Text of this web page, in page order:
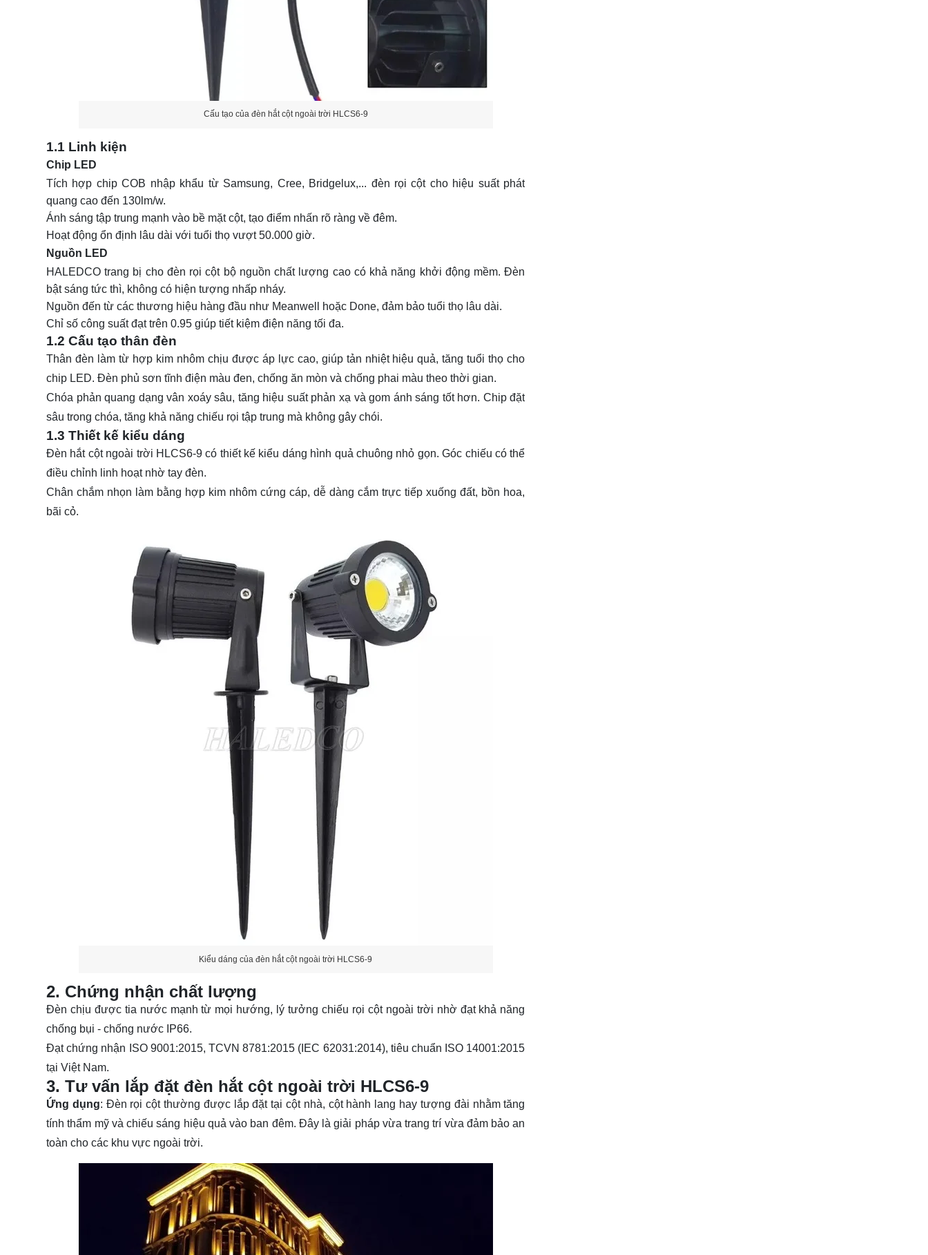
Cấu tạo của đèn hắt cột ngoài trời HLCS6-9
1.1 Linh kiện
Chip LED
Tích hợp chip COB nhập khẩu từ Samsung, Cree, Bridgelux,... đèn rọi cột cho hiệu suất phát
quang cao đến 130lm/w.
Ánh sáng tập trung mạnh vào bề mặt cột, tạo điểm nhấn rõ ràng về đêm.
Hoạt động ổn định lâu dài với tuổi thọ vượt 50.000 giờ.
Nguồn LED
HALEDCO trang bị cho đèn rọi cột bộ nguồn chất lượng cao có khả năng khởi động mềm. Đèn
bật sáng tức thì, không có hiện tượng nhấp nháy.
Nguồn đến từ các thương hiệu hàng đầu như Meanwell hoặc Done, đảm bảo tuổi thọ lâu dài.
Chỉ số công suất đạt trên 0.95 giúp tiết kiệm điện năng tối đa.
1.2 Cấu tạo thân đèn
Thân đèn làm từ hợp kim nhôm chịu được áp lực cao, giúp tản nhiệt hiệu quả, tăng tuổi thọ cho
chip LED. Đèn phủ sơn tĩnh điện màu đen, chống ăn mòn và chống phai màu theo thời gian.
Chóa phản quang dạng vân xoáy sâu, tăng hiệu suất phản xạ và gom ánh sáng tốt hơn. Chip đặt
sâu trong chóa, tăng khả năng chiếu rọi tập trung mà không gây chói.
1.3 Thiết kế kiểu dáng
Đèn hắt cột ngoài trời HLCS6-9 có thiết kế kiểu dáng hình quả chuông nhỏ gọn. Góc chiếu có thể
điều chỉnh linh hoạt nhờ tay đèn.
Chân chắm nhọn làm bằng hợp kim nhôm cứng cáp, dễ dàng cắm trực tiếp xuống đất, bồn hoa,
bãi cỏ.
Kiểu dáng của đèn hắt cột ngoài trời HLCS6-9
2. Chứng nhận chất lượng
Đèn chịu được tia nước mạnh từ mọi hướng, lý tưởng chiếu rọi cột ngoài trời nhờ đạt khả năng
chống bụi - chống nước IP66.
Đạt chứng nhận ISO 9001:2015, TCVN 8781:2015 (IEC 62031:2014), tiêu chuẩn ISO 14001:2015
tại Việt Nam.
3. Tư vấn lắp đặt đèn hắt cột ngoài trời HLCS6-9
Ứng dụng: Đèn rọi cột thường được lắp đặt tại cột nhà, cột hành lang hay tượng đài nhằm tăng
tính thẩm mỹ và chiếu sáng hiệu quả vào ban đêm. Đây là giải pháp vừa trang trí vừa đảm bảo an
toàn cho các khu vực ngoài trời.